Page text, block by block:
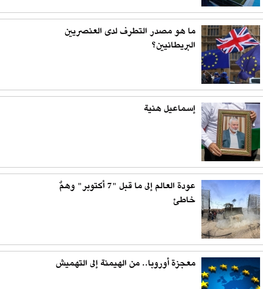
ما هو مصدر التطرف لدى العنصريين
البريطانيين؟
إسماعيل هنية
عودة العالم إلى ما قبل "7 أكتوبر" وهمٌ
خاطئ
معجزة أوروبا.. من الهيمنة إلى التهميش